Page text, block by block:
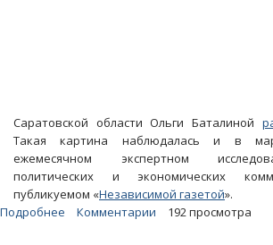
Саратовской области Ольги Баталиной
Такая картина наблюдалась и в
ежемесячном экспертном
политических и экономических
публикуемом «Независимой газетой».
Подробнее
Комментарии 192 просмотра